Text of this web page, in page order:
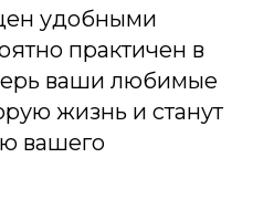
удобными
практичен в
ваши любимые
жизнь и станут
вашего